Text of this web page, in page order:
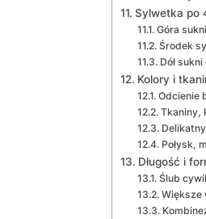
Sylwetka po
Góra
Środek
Dół
Kolory i
Odcienie
Tkaniny,
Połysk,
Długość i
Ślub
Większe